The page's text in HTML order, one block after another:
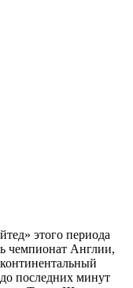
этого периода
чемпионат Англии,
последних минут